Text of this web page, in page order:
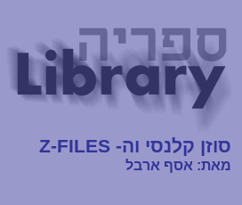
סוזן קלנסי וה- Z-FILES
מאת: אסף ארבל